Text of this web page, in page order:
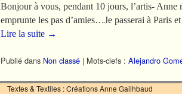
Bonjour à vous, pendant 10 jours, l’artis- Anne
emprunte les pas d’amies…Je passerai à Paris
Lire la suite →
Publié dans Non classé | Mots-clefs : Alejandro
Textes & Textiles : Créations Anne Gailhbaud